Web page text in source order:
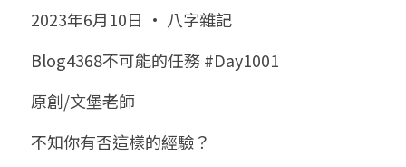
心靈成長
人氣最高
站長精選
臉書生活
團隊訓練營
八字視頻
陽宅視頻
線上直播
八字初階班1
八字初階班2
八字進階班
八字中階班
命理商城
八字完整班
《十神高階實戰錄》完整典藏版
科學八字推理PDF
我的著作
科學八字推理1
科學八字推理2
與我預約
批命預約
登錄/註冊
2023年6月10日 · 八字雜記
Blog4368不可能的任務 #Day1001
原創/文堡老師
不知你有否這樣的經驗？